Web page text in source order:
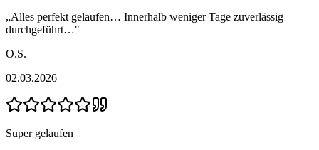
„Alles perfekt gelaufen… Innerhalb weniger Tage zuverlässig
durchgeführt…"
O.S.
02.03.2026
Super gelaufen